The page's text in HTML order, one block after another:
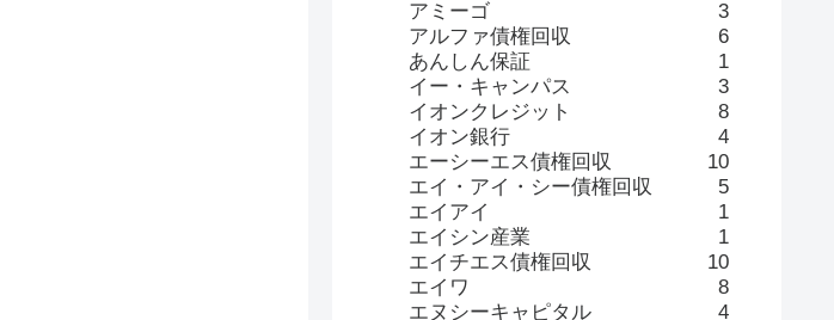
アミーゴ
3
アルファ債権回収
6
あんしん保証
1
イー・キャンパス
3
イオンクレジット
8
イオン銀行
4
エーシーエス債権回収
10
エイ・アイ・シー債権回収
5
エイアイ
1
エイシン産業
1
エイチエス債権回収
10
エイワ
8
エヌシーキャピタル
4